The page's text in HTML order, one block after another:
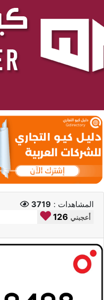
المشاهدات : 3719
126 أعجبني